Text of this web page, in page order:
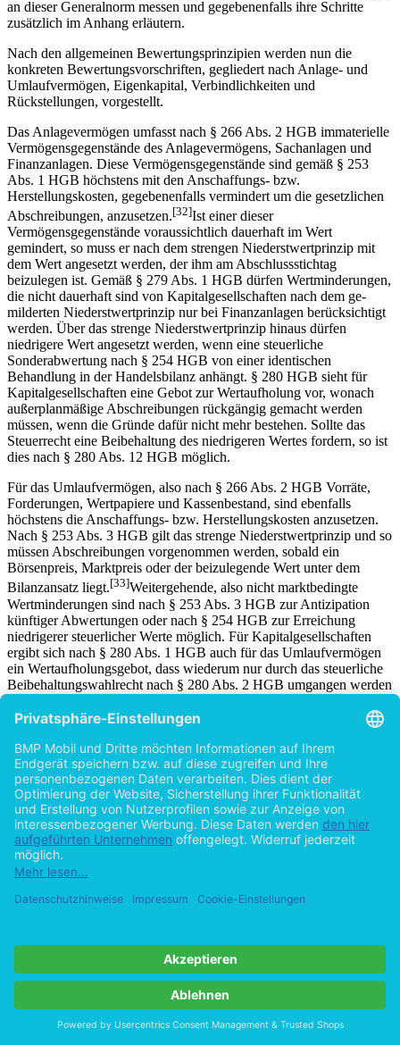
an dieser Generalnorm messen und gegebenenfalls ihre Schritte
zusätzlich im Anhang erläutern.
Nach den allgemeinen Bewertungsprinzipien werden nun die
konkreten Bewertungs­vorschriften, gegliedert nach Anlage- und
Umlaufvermögen, Eigenkapital, Verbindlich­keiten und
Rückstellungen, vorgestellt.
Das Anlagevermögen umfasst nach § 266 Abs. 2 HGB immaterielle
Vermögens­gegenstände des Anlagevermögens, Sachanlagen und
Finanzanlagen. Diese Vermögens­gegenstände sind gemäß § 253
Abs. 1 HGB höchstens mit den Anschaffungs- bzw.
Herstellungskosten, gegebenenfalls vermindert um die gesetzlichen
Abschreibungen, anzusetzen.[32]Ist einer dieser
Vermögensgegenstände voraussichtlich dauerhaft im Wert
gemindert, so muss er nach dem strengen Niederstwertprinzip mit
dem Wert angesetzt werden, der ihm am Abschlussstichtag
beizulegen ist. Gemäß § 279 Abs. 1 HGB dürfen Wertminderungen,
die nicht dauerhaft sind von Kapitalgesellschaften nach dem ge­
milderten Niederstwertprinzip nur bei Finanzanlagen berücksichtigt
werden. Über das strenge Niederstwertprinzip hinaus dürfen
niedrigere Wert angesetzt werden, wenn eine steuerliche
Sonderabwertung nach § 254 HGB von einer identischen
Behandlung in der Handelsbilanz anhängt. § 280 HGB sieht für
Kapitalgesellschaften eine Gebot zur Wertaufholung vor, wonach
außerplanmäßige Abschreibungen rückgängig gemacht werden
müssen, wenn die Gründe dafür nicht mehr bestehen. Sollte das
Steuerrecht eine Beibehaltung des niedrigeren Wertes fordern, so ist
dies nach § 280 Abs. 12 HGB möglich.
Für das Umlaufvermögen, also nach § 266 Abs. 2 HGB Vorräte,
Forderungen, Wertpapiere und Kassenbestand, sind ebenfalls
höchstens die Anschaffungs- bzw. Herstellungskosten anzusetzen.
Nach § 253 Abs. 3 HGB gilt das strenge Niederstwert­prinzip und so
müssen Abschreibungen vorgenommen werden, sobald ein
Börsenpreis, Marktpreis oder der beizulegende Wert unter dem
Bilanzansatz liegt.[33]Weitergehende, also nicht marktbedingte
Wertminderungen sind nach § 253 Abs. 3 HGB zur Antizipation
künftiger Abwertungen oder nach § 254 HGB zur Erreichung
niedrigerer steuerlicher Werte möglich. Für Kapitalgesellschaften
ergibt sich nach § 280 Abs. 1 HGB auch für das Umlaufvermögen
ein Wertaufholungsgebot, dass wiederum nur durch das steuerliche
Beibehaltungswahlrecht nach § 280 Abs. 2 HGB umgangen werden
Das Eigenkapital setzt sich nach § 266 Abs. 3 HGB aus dem
gezeichneten Kapital, der Kapitalrücklage, den Gewinnrücklagen,
dem Gewinn- bzw. Verlustvortrag und dem Jahresüberschuss bzw.
Jahresfehlbetrag zusammen. Da das Eigenkapital eine Differenz­
größe zwischen Vermögen und Schulden ist, können hier keine
eigenständigen Bewertungsprobleme entstehen.
Für Verbindlichkeiten sieht das Handelsrecht in § 253 Abs. 1 HGB
den Rück­zahlungsbetrag als maßgebliche Bewertungsvorschrift vor.
Für die andere Komponente der Schulden, also die Rückstellungen
vor, der nach vernünftiger kaufmännischer Beurteilung notwendig
Betrag zulässig, was der Gesetzgeber mit der Verwendung des
Wortes „nur“ zu erkennen gibt. [34]
2.1.5.3 Bilanzgliederung